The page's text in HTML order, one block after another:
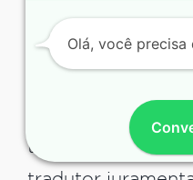
tradutores
Ao comparar
a experiência e o
tradutor
Olá, você precisa